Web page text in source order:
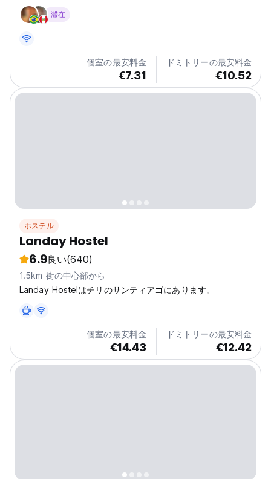
ニアル様式の家は、高速WiFi、ジム、市内への簡単なアクセ
スを提供し、デジタルノマドや旅行者に最適です。(Auto-
滞在
個室の最安料金
€7.31
ドミトリーの最安料金
€10.52
ホステル
Landay Hostel
6.9良い(640)
1.5km 街の中心部から
Landay Hostelはチリのサンティアゴにあります。
個室の最安料金
€14.43
ドミトリーの最安料金
€12.42